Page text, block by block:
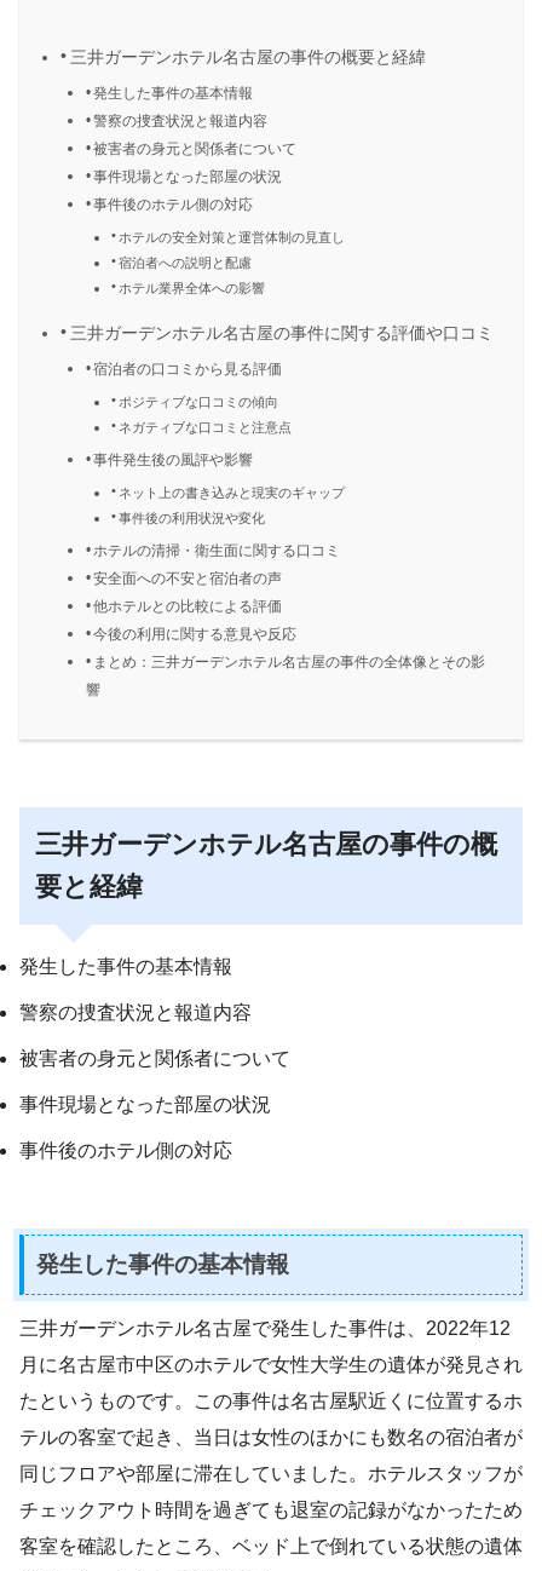
三井ガーデンホテル名古屋の事件の概要と経緯
発生した事件の基本情報
警察の捜査状況と報道内容
被害者の身元と関係者について
事件現場となった部屋の状況
事件後のホテル側の対応
ホテルの安全対策と運営体制の見直し
宿泊者への説明と配慮
ホテル業界全体への影響
三井ガーデンホテル名古屋の事件に関する評価や口コミ
宿泊者の口コミから見る評価
ポジティブな口コミの傾向
ネガティブな口コミと注意点
事件発生後の風評や影響
ネット上の書き込みと現実のギャップ
事件後の利用状況や変化
ホテルの清掃・衛生面に関する口コミ
安全面への不安と宿泊者の声
他ホテルとの比較による評価
今後の利用に関する意見や反応
まとめ：三井ガーデンホテル名古屋の事件の全体像とその影
響
三井ガーデンホテル名古屋の事件の概
要と経緯
発生した事件の基本情報
警察の捜査状況と報道内容
被害者の身元と関係者について
事件現場となった部屋の状況
事件後のホテル側の対応
発生した事件の基本情報
三井ガーデンホテル名古屋で発生した事件は、2022年12
月に名古屋市中区のホテルで女性大学生の遺体が発見され
たというものです。この事件は名古屋駅近くに位置するホ
テルの客室で起き、当日は女性のほかにも数名の宿泊者が
同じフロアや部屋に滞在していました。ホテルスタッフが
チェックアウト時間を過ぎても退室の記録がなかったため
客室を確認したところ、ベッド上で倒れている状態の遺体